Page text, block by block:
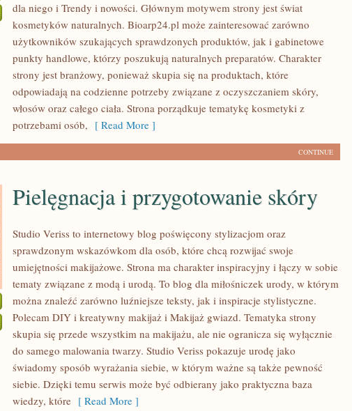
RECENZJE
PORÓWNANIA
dla niego i Trendy i nowości. Głównym motywem strony jest świat
kosmetyków naturalnych. Bioarp24.pl może zainteresować zarówno
użytkowników szukających sprawdzonych produktów, jak i gabinetowe
punkty handlowe, którzy poszukują naturalnych preparatów. Charakter
strony jest branżowy, ponieważ skupia się na produktach, które
odpowiadają na codzienne potrzeby związane z oczyszczaniem skóry,
włosów oraz całego ciała. Strona porządkuje tematykę kosmetyki z
potrzebami osób, [ Read More ]
CONTINUE
PIELĘGNACJA
PRZYGOTOWANIE
SKÓRY
Pielęgnacja i przygotowanie skóry
Studio Veriss to internetowy blog poświęcony stylizacjom oraz
sprawdzonym wskazówkom dla osób, które chcą rozwijać swoje
umiejętności makijażowe. Strona ma charakter inspiracyjny i łączy w sobie
tematy związane z modą i urodą. To blog dla miłośniczek urody, w którym
można znaleźć zarówno luźniejsze teksty, jak i inspiracje stylistyczne.
Polecam DIY i kreatywny makijaż i Makijaż gwiazd. Tematyka strony
skupia się przede wszystkim na makijażu, ale nie ogranicza się wyłącznie
do samego malowania twarzy. Studio Veriss pokazuje urodę jako
świadomy sposób wyrażania siebie, w którym ważne są także pewność
siebie. Dzięki temu serwis może być odbierany jako praktyczna baza
wiedzy, które [ Read More ]